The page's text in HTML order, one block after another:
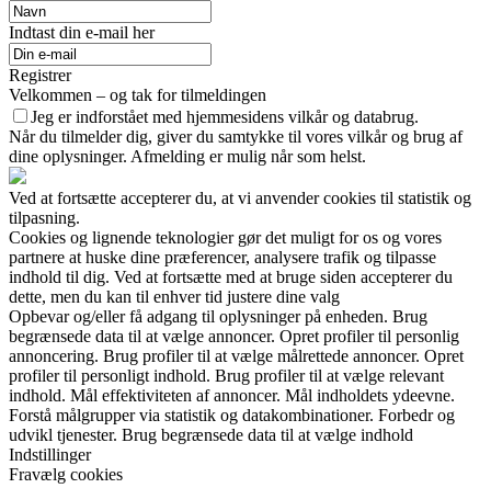
Indtast din e-mail her
Registrer
Velkommen – og tak for tilmeldingen
Jeg er indforstået med hjemmesidens vilkår og databrug.
Når du tilmelder dig, giver du samtykke til vores vilkår og brug af
dine oplysninger. Afmelding er mulig når som helst.
Ved at fortsætte accepterer du, at vi anvender cookies til statistik og
tilpasning.
Cookies og lignende teknologier gør det muligt for os og vores
partnere at huske dine præferencer, analysere trafik og tilpasse
indhold til dig. Ved at fortsætte med at bruge siden accepterer du
dette, men du kan til enhver tid justere dine valg
Opbevar og/eller få adgang til oplysninger på enheden. Brug
begrænsede data til at vælge annoncer. Opret profiler til personlig
annoncering. Brug profiler til at vælge målrettede annoncer. Opret
profiler til personligt indhold. Brug profiler til at vælge relevant
indhold. Mål effektiviteten af annoncer. Mål indholdets ydeevne.
Forstå målgrupper via statistik og datakombinationer. Forbedr og
udvikl tjenester. Brug begrænsede data til at vælge indhold
Indstillinger
Fravælg cookies